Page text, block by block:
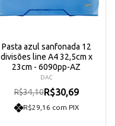
Pasta azul sanfonada 12
divisões line A4 32,5cm x
23cm - 6090pp-AZ
DAC
R$34,10R$30,69
R$29,16 com PIX